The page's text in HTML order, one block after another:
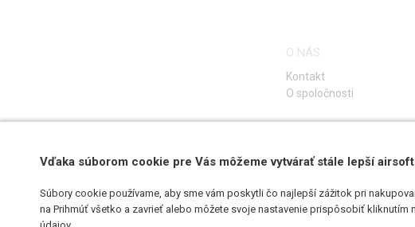
O NÁS
Kontakt
O spoločnosti
Vďaka súborom cookie pre Vás môžeme vytvárať stále lepší
Súbory cookie používame, aby sme vám poskytli čo najlepší zážitok pri
na Prihmúť všetko a zavrieť alebo môžete svoje nastavenie prispôsobiť kliknutím